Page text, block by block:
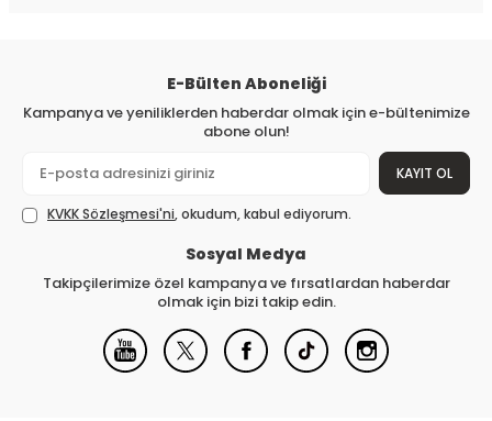
E-Bülten Aboneliği
Kampanya ve yeniliklerden haberdar olmak için e-bültenimize
abone olun!
KAYIT OL
KVKK Sözleşmesi'ni, okudum, kabul ediyorum.
Sosyal Medya
Takipçilerimize özel kampanya ve fırsatlardan haberdar
olmak için bizi takip edin.